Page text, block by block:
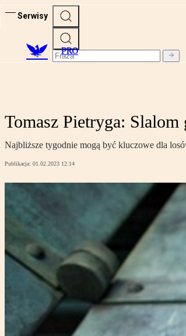
Serwisy
PRO
Tomasz Pietryga:
Najbliższe tygodnie mogą być kluczowe dla
Publikacja: 01.02.2023 12:14